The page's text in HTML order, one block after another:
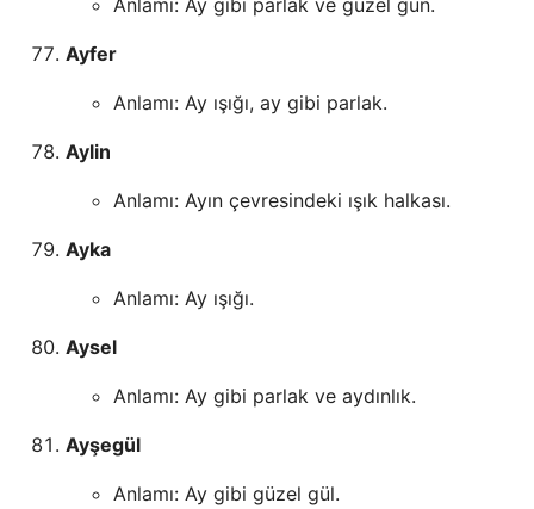
Anlamı: Ay gibi parlak ve güzel gün.
Ayfer
Anlamı: Ay ışığı, ay gibi parlak.
Aylin
Anlamı: Ayın çevresindeki ışık halkası.
Ayka
Anlamı: Ay ışığı.
Aysel
Anlamı: Ay gibi parlak ve aydınlık.
Ayşegül
Anlamı: Ay gibi güzel gül.